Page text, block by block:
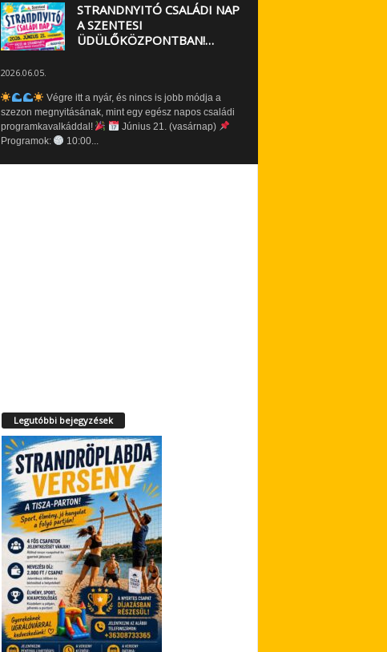
STRANDNYITÓ CSALÁDI NAP
A SZENTESI
ÜDÜLŐKÖZPONTBAN!…
2026.06.05.
Végre itt a nyár, és nincs is jobb módja a
szezon megnyitásának, mint egy egész napos családi
programkavalkáddal!
Június 21. (vasárnap)
Programok:
10:00...
Legutóbbi bejegyzések